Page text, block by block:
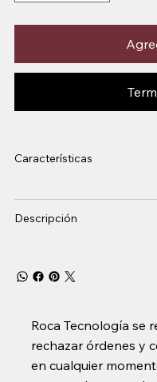
Características
Descripción
Roca Tecnología se
rechazar órdenes y
en cualquier